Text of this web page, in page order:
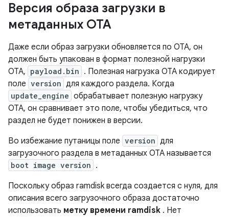
Версия образа загрузки в
метаданных OTA
Даже если образ загрузки обновляется по OTA, он
должен быть упакован в формат полезной нагрузки
OTA, payload.bin . Полезная нагрузка OTA кодирует
поле version для каждого раздела. Когда
update_engine обрабатывает полезную нагрузку
OTA, он сравнивает это поле, чтобы убедиться, что
раздел не будет понижен в версии.
Во избежание путаницы поле version для
загрузочного раздела в метаданных OTA называется
boot image version .
Поскольку образ ramdisk всегда создается с нуля, для
описания всего загрузочного образа достаточно
использовать метку времени ramdisk . Нет